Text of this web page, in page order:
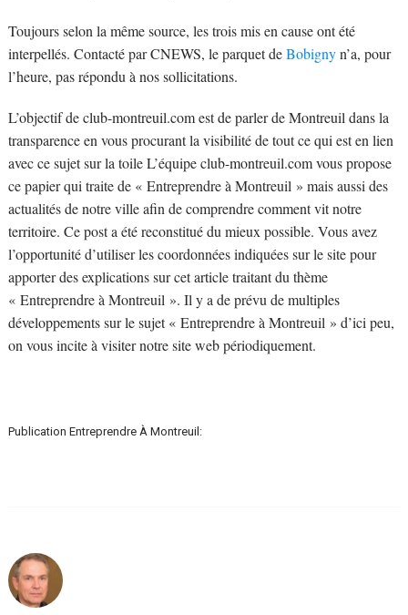
Toujours selon la même source, les trois mis en cause ont été
interpellés. Contacté par CNEWS, le parquet deBobignyn’a, pour
l’heure, pas répondu à nos sollicitations.
L’objectif de club-montreuil.com est de parler de Montreuil dans la
transparence en vous procurant la visibilité de tout ce qui est en lien
avec ce sujet sur la toile L’équipe club-montreuil.com vous propose
ce papier qui traite de « Entreprendre à Montreuil » mais aussi des
actualités de notre ville afin de comprendre comment vit notre
territoire. Ce post a été reconstitué du mieux possible. Vous avez
l’opportunité d’utiliser les coordonnées indiquées sur le site pour
apporter des explications sur cet article traitant du thème
« Entreprendre à Montreuil ». Il y a de prévu de multiples
développements sur le sujet « Entreprendre à Montreuil » d’ici peu,
on vous incite à visiter notre site web périodiquement.
Publication Entreprendre À Montreuil: